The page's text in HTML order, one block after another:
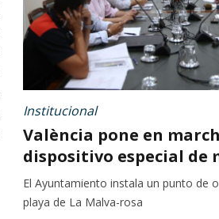
Institucional
València pone en
dispositivo especial de
El Ayuntamiento instala un punto de
playa de La Malva-rosa